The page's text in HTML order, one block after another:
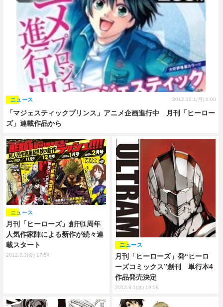
「マジェスティックプリンス」アニメ企画進行中 月刊「ヒーロー
ズ」連載作品から
ニュース 2012.10.1(月) 0:00
月刊「ヒーローズ」創刊1周年
人気作家陣による新作が続々連
載スタート
ニュース
2012.8.3(金) 17:54
月刊「ヒーローズ」発“ヒーロ
ーズコミックス”創刊 単行本4
作品発売決定
ニュース
2012.8.1(水) 19:58